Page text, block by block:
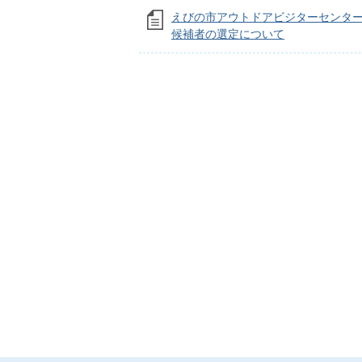
えびの市アウトドアビジターセンタ
候補者の選定について